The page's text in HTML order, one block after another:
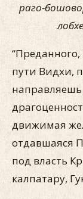
раго-
пути Видхи,
движимая
отдавшаяся
под власть
калпатару,